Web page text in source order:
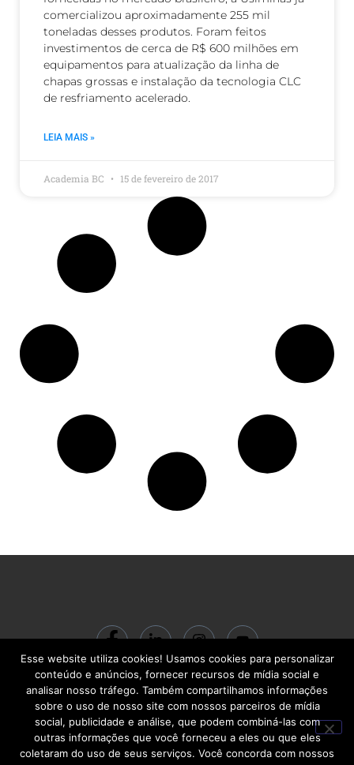
comercializou aproximadamente 255 mil
toneladas desses produtos. Foram feitos
investimentos de cerca de R$ 600 milhões em
equipamentos para atualização da linha de
chapas grossas e instalação da tecnologia CLC
de resfriamento acelerado.
LEIA MAIS »
Academia BC 15 de fevereiro de 2017
© 2024 ACADEMIA BC Gestão do Conhecimento LTDA | CNPJ:
22.713.710/0001-00 | R. Santa Quitéria, 541 – Carlos Prates | Belo Horizonte
– MG | CEP 30710-460
Esse website utiliza cookies! Usamos cookies para personalizar
conteúdo e anúncios, fornecer recursos de mídia social e
analisar nosso tráfego. Também compartilhamos informações
sobre o uso de nosso site com nossos parceiros de mídia
social, publicidade e análise, que podem combiná-las com
outras informações que você forneceu a eles ou que eles
coletaram do uso de seus serviços. Você concorda com nossos